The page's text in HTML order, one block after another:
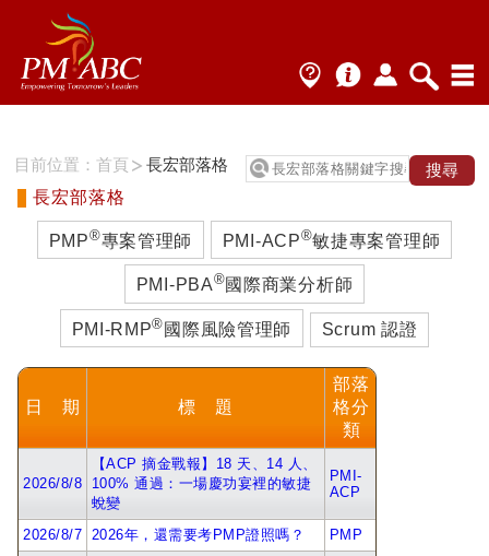
目前位置：首頁
長宏部落格
長宏部落格
PMP®專案管理師 PMI-ACP®敏捷專案管理師
PMI-PBA®國際商業分析師
PMI-RMP® 國際風險管理師 Scrum 認證
日 期 標 題
部落
格分
類
2026/8/8
【ACP 摘金戰報】18 天、14 人、
100% 通過：一場慶功宴裡的敏捷
蛻變
PMI-
ACP
2026/8/7 2026年，還需要考PMP證照嗎？ PMP